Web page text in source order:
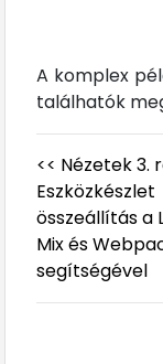
A komplex
találhatók
<< Nézetek 3.
Eszközkészlet
összeállítás a
Mix és
segítségével